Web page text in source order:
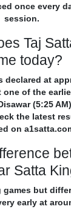
once every
session.
Taj
today?
declared at
one of the
(5:25
the latest
on
Satta
games but
early at